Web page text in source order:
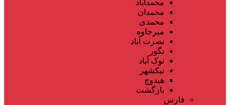
محمدآباد
محمدان
محمدی
میرجاوه
نصرت آباد
نگور
نوک آباد
نیکشهر
هیدوچ
بازگشت
فارس